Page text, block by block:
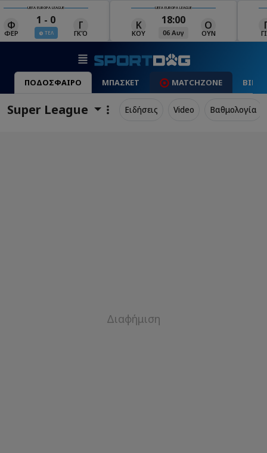
UEFA EUROPA LEAGUE
Κ 18:00
06 Αυγ ΟΥΝ
UEFA EUROPA LEAGUE
ΓΙΑ
19:00
06 Αυγ
Ρ
ΡΈΙ ΜΑΚ
ΠΟΔΟΣΦΑΙΡΟ ΜΠΑΣΚΕΤ MATCHZONE
Super League Ειδήσεις Video Βαθμολογία